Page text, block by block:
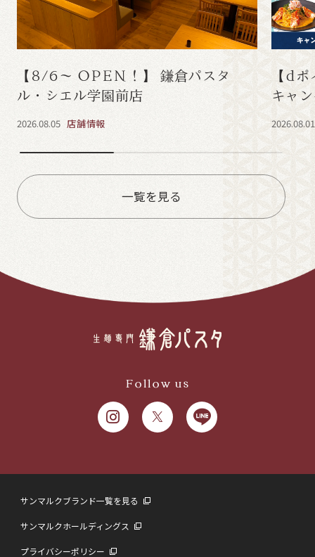
【8/6～ OPEN！】 鎌倉パスタ
ル・シエル学園前店
2026.08.05 店舗情報
【d
キャ
2026.08.01
一覧を見る
Follow us
サンマルクブランド一覧を見る
サンマルクホールディングス
プライバシーポリシー